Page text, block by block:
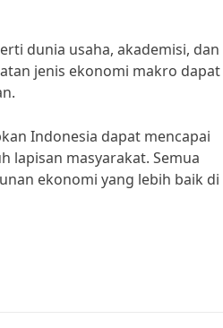
dunia usaha, akademisi, dan
jenis ekonomi makro dapat
Indonesia dapat mencapai
lapisan masyarakat. Semua
ekonomi yang lebih baik di